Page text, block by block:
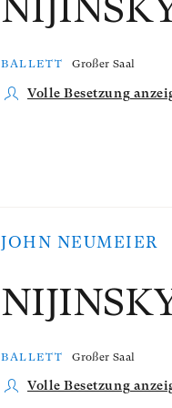
BALLETT Großer Saal
Volle Besetzung
JOHN NEUMEIER
BALLETT Großer Saal
Volle Besetzung